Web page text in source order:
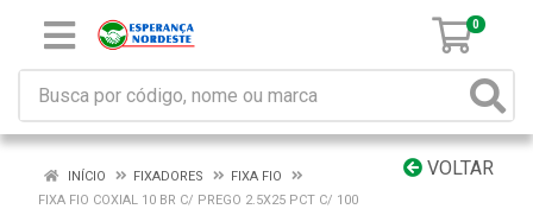
0
VOLTAR
INÍCIO FIXADORES
FIXA FIO
FIXA FIO COXIAL 10 BR C/ PREGO 2.5X25 PCT C/ 100